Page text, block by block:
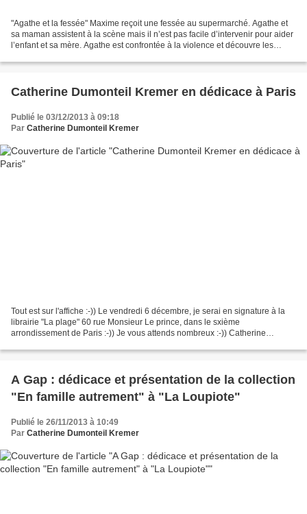
"Agathe et la fessée" Maxime reçoit une fessée au supermarché. Agathe et
sa maman assistent à la scène mais il n’est pas facile d’intervenir pour aider
l’enfant et sa mère. Agathe est confrontée à la violence et découvre les
Catherine Dumonteil Kremer en dédicace à Paris
Publié le 03/12/2013 à 09:18
Par Catherine Dumonteil Kremer
Tout est sur l'affiche :-)) Le vendredi 6 décembre, je serai en signature à la
librairie "La plage" 60 rue Monsieur Le prince, dans le sxième
arrondissement de Paris :-)) Je vous attends nombreux :-)) Catherine
A Gap : dédicace et présentation de la collection
"En famille autrement" à "La Loupiote"
Publié le 26/11/2013 à 10:49
Par Catherine Dumonteil Kremer